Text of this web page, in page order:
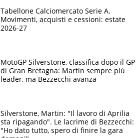
Tabellone Calciomercato Serie A.
Movimenti, acquisti e cessioni: estate
2026-27
MotoGP Silverstone, classifica dopo il GP
di Gran Bretagna: Martin sempre più
leader, ma Bezzecchi avanza
Silverstone, Martin: "Il lavoro di Aprilia
sta ripagando". Le lacrime di Bezzecchi:
"Ho dato tutto, spero di finire la gara